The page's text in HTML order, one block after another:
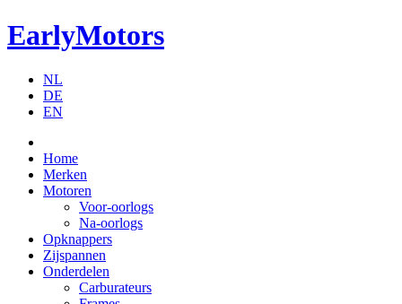
EarlyMotors
NL
DE
EN
Home
Merken
Motoren
Voor-oorlogs
Na-oorlogs
Opknappers
Zijspannen
Onderdelen
Carburateurs